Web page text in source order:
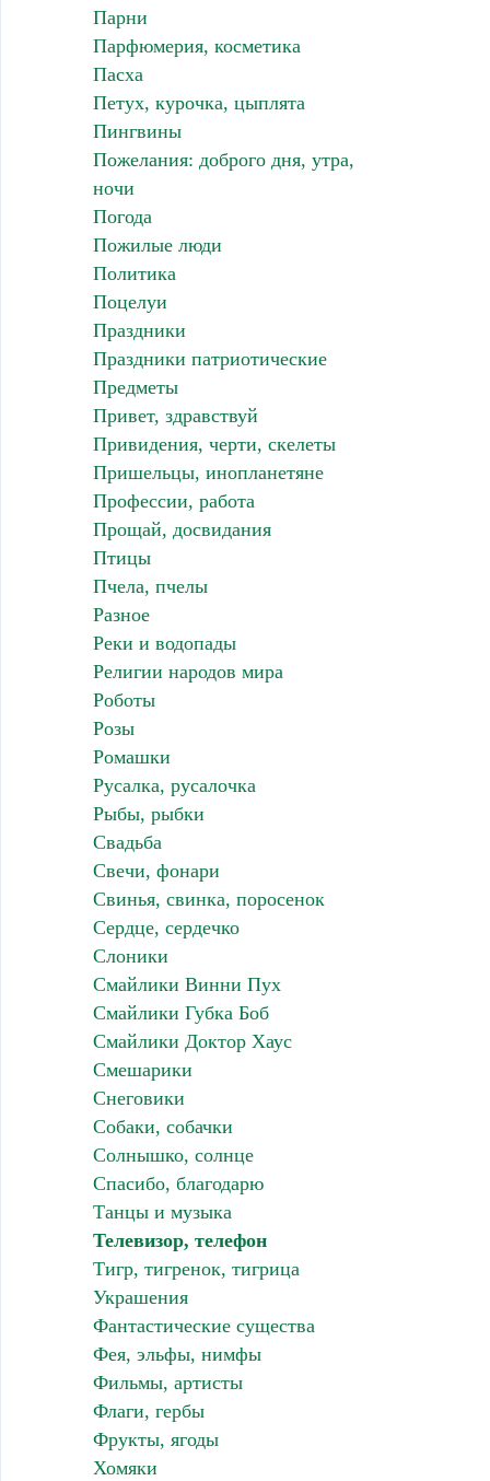
Парни
Парфюмерия, косметика
Пасха
Петух, курочка, цыплята
Пингвины
Пожелания: доброго дня, утра,
ночи
Погода
Пожилые люди
Политика
Поцелуи
Праздники
Праздники патриотические
Предметы
Привет, здравствуй
Привидения, черти, скелеты
Пришельцы, инопланетяне
Профессии, работа
Прощай, досвидания
Птицы
Пчела, пчелы
Разное
Реки и водопады
Религии народов мира
Роботы
Розы
Ромашки
Русалка, русалочка
Рыбы, рыбки
Свадьба
Свечи, фонари
Свинья, свинка, поросенок
Сердце, сердечко
Слоники
Смайлики Винни Пух
Смайлики Губка Боб
Смайлики Доктор Хаус
Смешарики
Снеговики
Собаки, собачки
Солнышко, солнце
Спасибо, благодарю
Танцы и музыка
Телевизор, телефон
Тигр, тигренок, тигрица
Украшения
Фантастические существа
Фея, эльфы, нимфы
Фильмы, артисты
Флаги, гербы
Фрукты, ягоды
Хомяки